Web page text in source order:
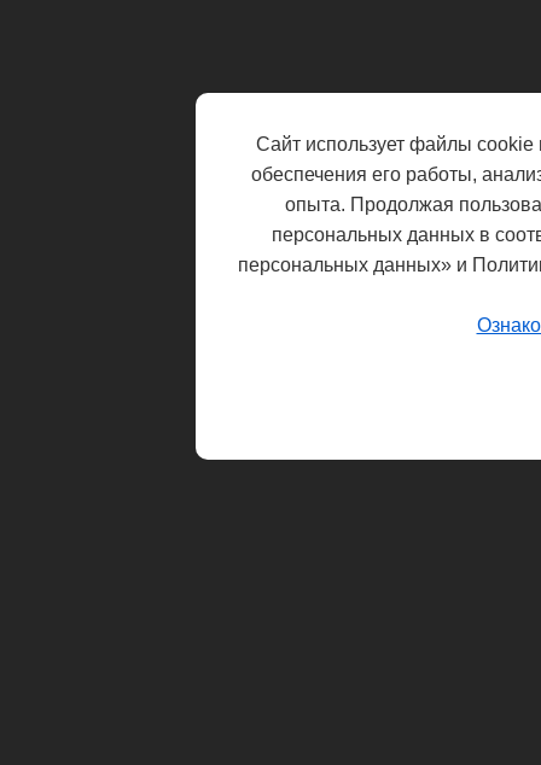
Сайт использует файлы cookie
обеспечения его работы,
опыта. Продолжая
персональных данных в
персональных данных» и